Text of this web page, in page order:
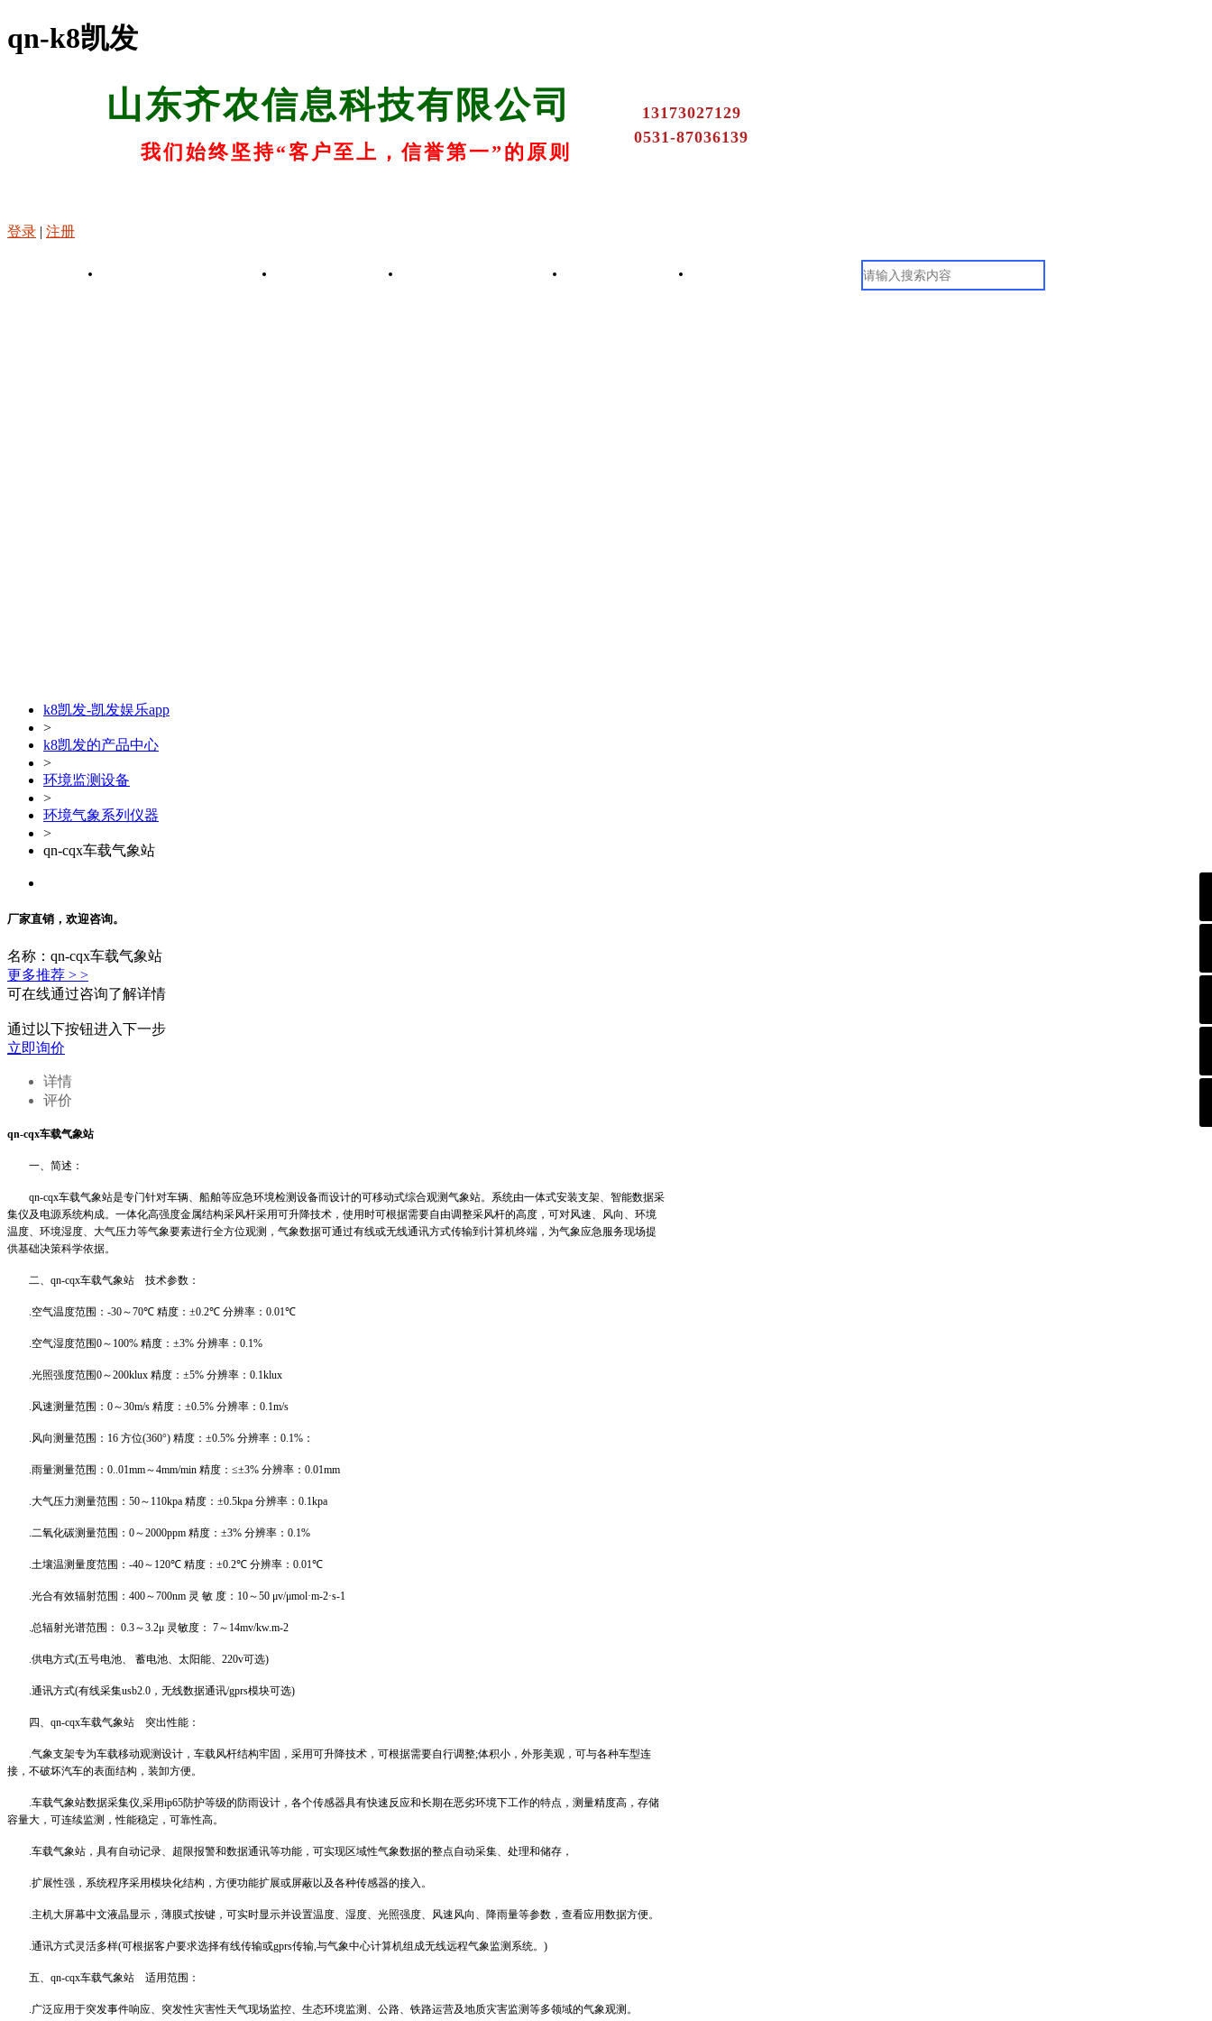
qn-k8凯发
山东齐农信息科技有限公司
13173027129
0531-87036139
我们始终坚持“客户至上，信誉第一”的原则
登录 | 注册
k8凯发-凯发娱乐app
>
k8凯发的产品中心
>
环境监测设备
>
环境气象系列仪器
>
qn-cqx车载气象站
厂家直销，欢迎咨询。
名称：qn-cqx车载气象站
更多推荐 > >
可在线通过咨询了解详情
通过以下按钮进入下一步
立即询价
详情
评价
qn-cqx车载气象站
一、 简述：
qn-cqx车载气象站是专门针对车辆、船舶等应急环境检测设备而设计的可移动式综合观测气象站。系统由一体式安装支架、智能数据采
集仪及电源系统构成。一体化高强度金属结构采风杆采用可升降技术，使用时可根据需要自由调整采风杆的高度，可对风速、风向、环境
温度、环境湿度、大气压力等气象要素进行全方位观测，气象数据可通过有线或无线通讯方式传输到计算机终端，为气象应急服务现场提
供基础决策科学依据。
二、 qn-cqx车载气象站 技术参数：
.空气温度范围： -30～70℃ 精度： ±0.2℃ 分辨率： 0.01℃
.空气湿度范围0～ 100% 精度： ±3% 分辨率： 0.1%
.光照强度范围0～200klux 精度： ±5% 分辨率： 0.1klux
.风速测量范围： 0～30m/s 精度： ±0.5% 分辨率： 0.1m/s
.风向测量范围： 16 方位(360°) 精度： ±0.5% 分辨率： 0.1% ：
.雨量测量范围： 0..01mm～4mm/min 精度： ≤±3% 分辨率： 0.01mm
.大气压力测量范围： 50～ 110kpa 精度： ±0.5kpa 分辨率： 0.1kpa
.二氧化碳测量范围： 0～2000ppm 精度： ±3% 分辨率： 0.1%
.土壤温测量度范围： -40～ 120℃ 精度： ±0.2℃ 分辨率： 0.01℃
.光合有效辐射范围： 400～700nm 灵 敏 度： 10～50 μv/μmol·m-2·s-1
.总辐射光谱范围： 0.3～3.2μ 灵敏度： 7～ 14mv/kw.m-2
.供电方式(五号电池、 蓄电池、太阳能、 220v可选)
.通讯方式(有线采集usb2.0 ，无线数据通讯/gprs模块可选)
四、 qn-cqx车载气象站 突出性能：
.气象支架专为车载移动观测设计，车载风杆结构牢固，采用可升降技术，可根据需要自行调整;体积小，外形美观，可与各种车型连
接，不破坏汽车的表面结构，装卸方便。
.车载气象站数据采集仪,采用ip65防护等级的防雨设计，各个传感器具有快速反应和长期在恶劣环境下工作的特点，测量精度高，存储
容量大，可连续监测，性能稳定，可靠性高。
.车载气象站，具有自动记录、超限报警和数据通讯等功能，可实现区域性气象数据的整点自动采集、处理和储存，
.扩展性强，系统程序采用模块化结构，方便功能扩展或屏蔽以及各种传感器的接入。
.主机大屏幕中文液晶显示，薄膜式按键，可实时显示并设置温度、湿度、光照强度、风速风向、降雨量等参数，查看应用数据方便。
.通讯方式灵活多样(可根据客户要求选择有线传输或gprs传输,与气象中心计算机组成无线远程气象监测系统。 )
五、 qn-cqx车载气象站 适用范围：
.广泛应用于突发事件响应、突发性灾害性天气现场监控、生态环境监测、公路、铁路运营及地质灾害监测等多领域的气象观测。